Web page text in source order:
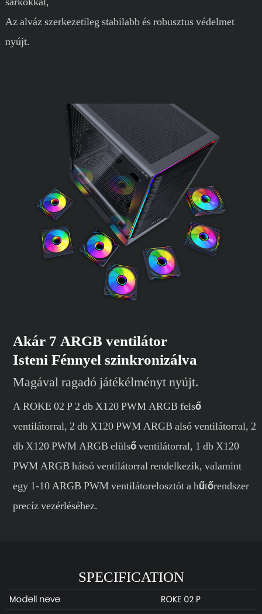
Az alváz szerkezetileg stabilabb és robusztus védelmet
nyújt.
Akár 7 ARGB ventilátor
Isteni Fénnyel szinkronizálva
Magával ragadó játékélményt nyújt.
A ROKE 02 P 2 db X120 PWM ARGB felső
ventilátorral, 2 db X120 PWM ARGB alsó ventilátorral, 2
db X120 PWM ARGB elülső ventilátorral, 1 db X120
PWM ARGB hátsó ventilátorral rendelkezik, valamint
egy 1-10 ARGB PWM ventilátorelosztót a hűtőrendszer
precíz vezérléséhez.
SPECIFICATION
Modell neve ROKE 02 P